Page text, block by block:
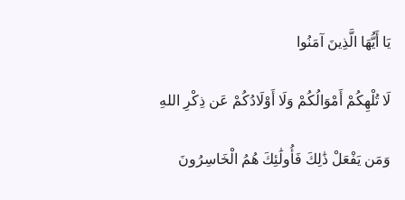
يَا أَيُّهَا الَّذِينَ آمَنُوا
لَا تُلْهِكُمْ أَمْوَالُكُمْ وَلَا أَوْلَادُكُمْ عَن ذِكْرِ اللهِ
وَمَن يَفْعَلْ ذَٰلِكَ فَأُولَٰئِكَ هُمُ الْخَاسِرُونَ